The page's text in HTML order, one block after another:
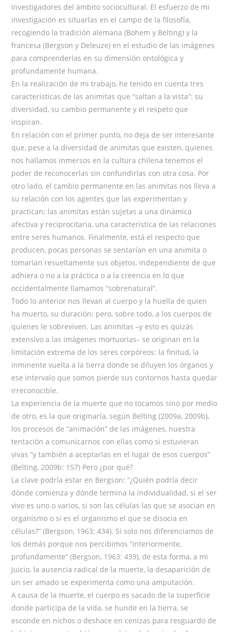
investigadores del ámbito sociocultural. El esfuerzo de mi
investigación es situarlas en el campo de la filosofía,
recogiendo la tradición alemana (Bohem y Belting) y la
francesa (Bergson y Deleuze) en el estudio de las imágenes
para comprenderlas en su dimensión ontológica y
profundamente humana.
En la realización de mi trabajo, he tenido en cuenta tres
características de las animitas que “saltan a la vista”: su
diversidad, su cambio permanente y el respeto que
inspiran.
En relación con el primer punto, no deja de ser interesante
que, pese a la diversidad de animitas que existen, quienes
nos hallamos inmersos en la cultura chilena tenemos el
poder de reconocerlas sin confundirlas con otra cosa. Por
otro lado, el cambio permanente en las animitas nos lleva a
su relación con los agentes que las experimentan y
practican; las animitas están sujetas a una dinámica
afectiva y reciprocitaria, una característica de las relaciones
entre seres humanos. Finalmente, está el respecto que
producen, pocas personas se sentarían en una animita o
tomarían resueltamente sus objetos, independiente de que
adhiera o no a la práctica o a la creencia en lo que
occidentalmente llamamos “sobrenatural”.
Todo lo anterior nos llevan al cuerpo y la huella de quien
ha muerto, su duración; pero, sobre todo, a los cuerpos de
quienes le sobreviven. Las animitas –y esto es quizás
extensivo a las imágenes mortuorias– se originan en la
limitación extrema de los seres corpóreos: la finitud, la
inminente vuelta a la tierra donde se diluyen los órganos y
ese intervalo que somos pierde sus contornos hasta quedar
irreconocible.
La experiencia de la muerte que no tocamos sino por medio
de otro, es la que originaría, según Belting (2009a, 2009b),
los procesos de “animación” de las imágenes, nuestra
tentación a comunicarnos con ellas como si estuvieran
vivas “y también a aceptarlas en el lugar de esos cuerpos”
(Belting, 2009b: 157) Pero ¿por qué?
La clave podría estar en Bergson: “¿Quién podría decir
dónde comienza y dónde termina la individualidad, si el ser
vivo es uno o varios, si son las células las que se asocian en
organismo o si es el organismo el que se disocia en
células?” (Bergson, 1963: 434). Si solo nos diferenciamos de
los demás porque nos percibimos “interiormente,
profundamente” (Bergson, 1963: 439), de esta forma, a mi
juicio, la ausencia radical de la muerte, la desaparición de
un ser amado se experimenta como una amputación.
A causa de la muerte, el cuerpo es sacado de la superficie
donde participa de la vida, se hunde en la tierra, se
esconde en nichos o deshace en cenizas para resguardo de